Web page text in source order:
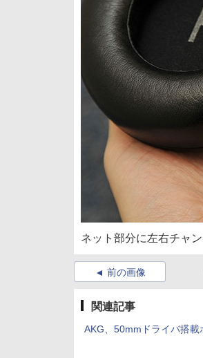
ネット部分に左右チャ
前の画像
関連記事
AKG、50mmドライバ搭